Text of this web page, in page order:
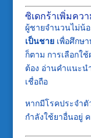
ซิเดกร้าเพิ่มคว
ผู้ชายจำนวนไม่น้
เป็นชายเพื่อศึกษา
ก็ตาม การเลือก
ต้อง อ่านคำแนะน
เชื่อถือ
หากมีโรคประจำตั
กำลังใช้ยาอื่นอยู่